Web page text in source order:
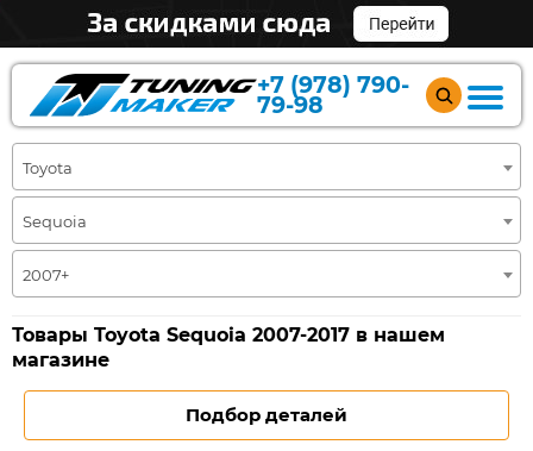
+7 (978) 790-
79-98
Toyota
Sequoia
2007+
Товары Toyota Sequoia 2007-2017 в нашем
магазине
Подбор деталей